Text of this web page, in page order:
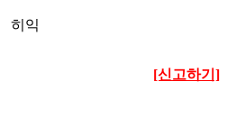
히익
[신고하기]